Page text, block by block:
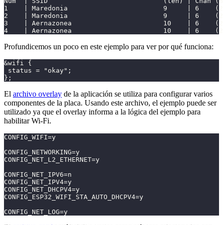
1    | Maredonia                        9     | 6
2    | Maredonia                        9     | 6
3    | Aernazonea                       10    | 6
4    | Aernazonea                       10    | 6
Profundicemos un poco en este ejemplo para ver por qué funciona:
&wifi {
status = "okay";
};
El archivo overlay de la aplicación se utiliza para configurar varios
componentes de la placa. Usando este archivo, el ejemplo puede ser
utilizado ya que el overlay informa a la lógica del ejemplo para
habilitar Wi-Fi.
CONFIG_WIFI=y
CONFIG_NETWORKING=y
CONFIG_NET_L2_ETHERNET=y
CONFIG_NET_IPV6=n
CONFIG_NET_IPV4=y
CONFIG_NET_DHCPV4=y
CONFIG_ESP32_WIFI_STA_AUTO_DHCPV4=y
CONFIG_NET_LOG=y